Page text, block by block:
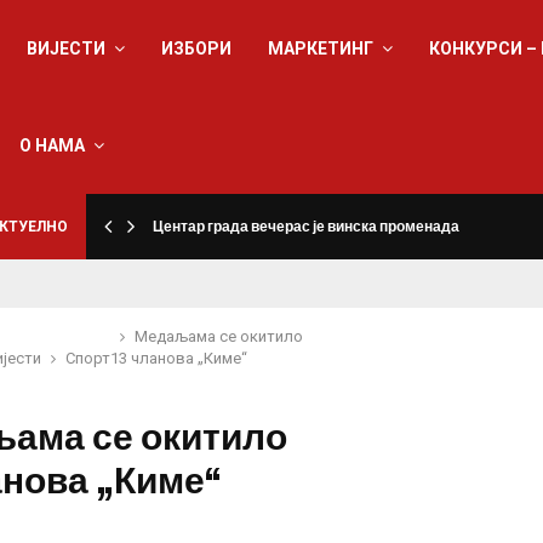
ВИЈЕСТИ ИЗБОРИ МАРКЕТИНГ КОНКУРСИ
О НАМА
Центар града вечерас је винска променада
Спорт
Медаљама се окитило
13 чланова „Киме“
се окитило
„Киме“